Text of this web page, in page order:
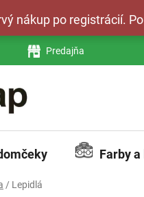
nákup po registrácií.
Predajňa
Farby
/ Lepidlá